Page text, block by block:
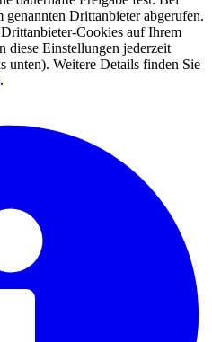
Drittanbieter abgerufen.
Cookies auf Ihrem
diese Einstellungen jederzeit
unten). Weitere Details finden Sie
.